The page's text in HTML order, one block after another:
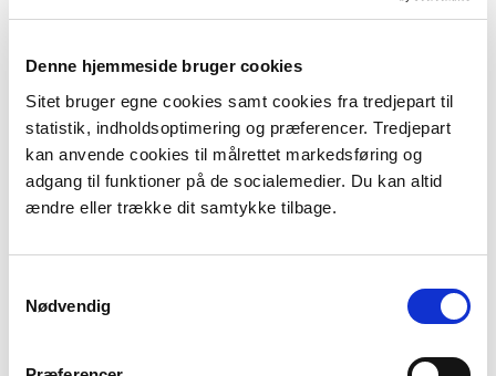
Denne hjemmeside bruger cookies
Sitet bruger egne cookies samt cookies fra tredjepart til
statistik, indholdsoptimering og præferencer. Tredjepart
kan anvende cookies til målrettet markedsføring og
adgang til funktioner på de socialemedier. Du kan altid
ændre eller trække dit samtykke tilbage.
Nødvendig
Grøn Arealomlægning og Vandmiljø anbefaler at man
først sent i processen tilkendegiver at de ønsker at
deltage.
Den ansvarlige miljøvurderingsmyndighed udfylder
skabelonen til notifikationsbrev, der ligger på denne side
og sender tilespoo@sgav.dk. Espoo-teamet hos MST
beskriver et projekt eller en plan på et niveau, der gør det
muligt for berørte lande at komme med bemærkninger til